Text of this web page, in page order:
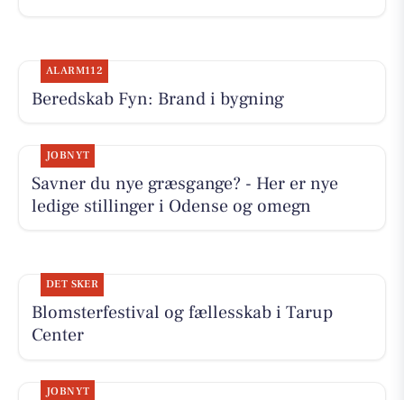
ALARM112
Beredskab Fyn: Brand i bygning
JOBNYT
Savner du nye græsgange? - Her er nye
ledige stillinger i Odense og omegn
DET SKER
Blomsterfestival og fællesskab i Tarup
Center
JOBNYT